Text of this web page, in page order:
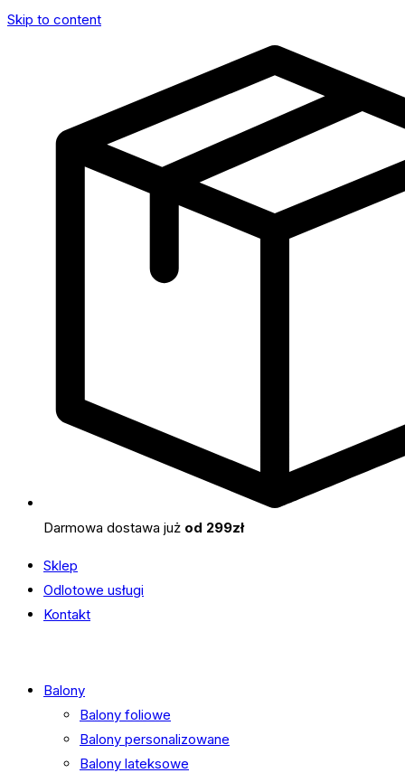
Skip to content
Darmowa dostawa już od 299zł
Sklep
Odlotowe usługi
Kontakt
Balony
Balony foliowe
Balony personalizowane
Balony lateksowe